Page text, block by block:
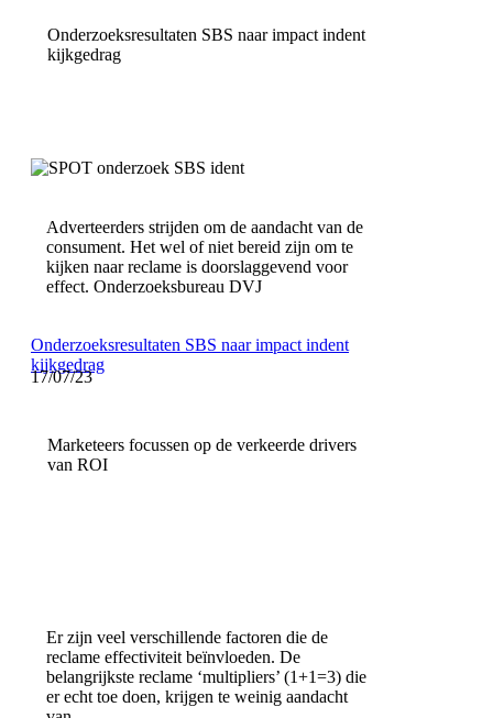
Onderzoeksresultaten SBS naar impact indent
kijkgedrag
Adverteerders strijden om de aandacht van de
consument. Het wel of niet bereid zijn om te
kijken naar reclame is doorslaggevend voor
effect. Onderzoeksbureau DVJ
Onderzoeksresultaten SBS naar impact indent
kijkgedrag
17/07/23
Marketeers focussen op de verkeerde drivers
van ROI
Er zijn veel verschillende factoren die de
reclame effectiviteit beïnvloeden. De
belangrijkste reclame ‘multipliers’ (1+1=3) die
er echt toe doen, krijgen te weinig aandacht